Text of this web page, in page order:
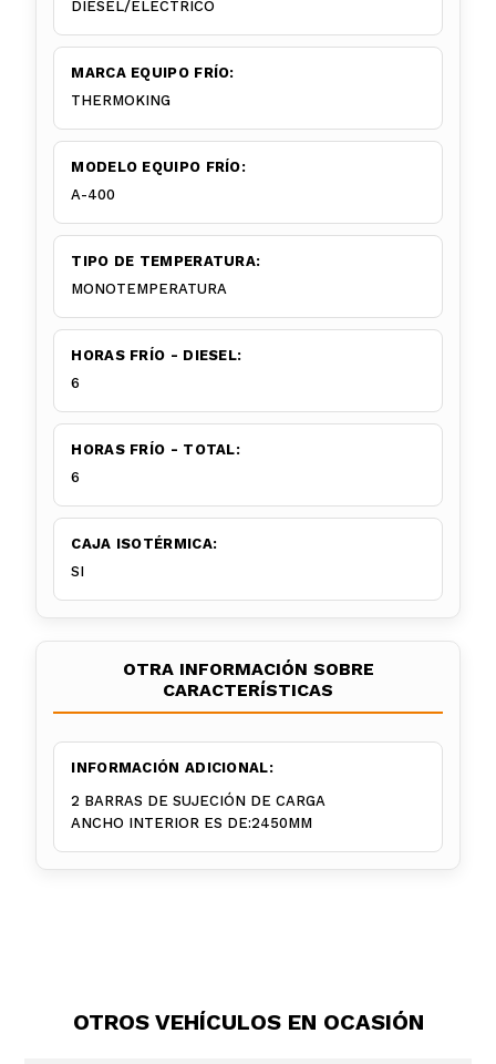
DIESEL/ELÉCTRICO
MARCA EQUIPO FRÍO:
THERMOKING
MODELO EQUIPO FRÍO:
A-400
TIPO DE TEMPERATURA:
MONOTEMPERATURA
HORAS FRÍO - DIESEL:
6
HORAS FRÍO - TOTAL:
6
CAJA ISOTÉRMICA:
SI
OTRA INFORMACIÓN SOBRE
CARACTERÍSTICAS
INFORMACIÓN ADICIONAL:
2 BARRAS DE SUJECIÓN DE CARGA
ANCHO INTERIOR ES DE:2450MM
OTROS VEHÍCULOS EN OCASIÓN